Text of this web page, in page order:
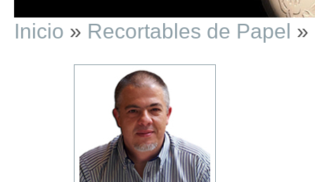
Inicio » Recortables de Papel »